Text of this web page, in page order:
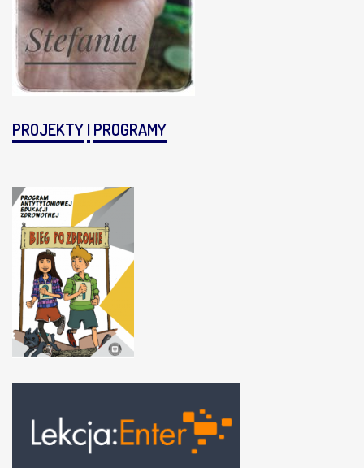
PROJEKTYIPROGRAMY